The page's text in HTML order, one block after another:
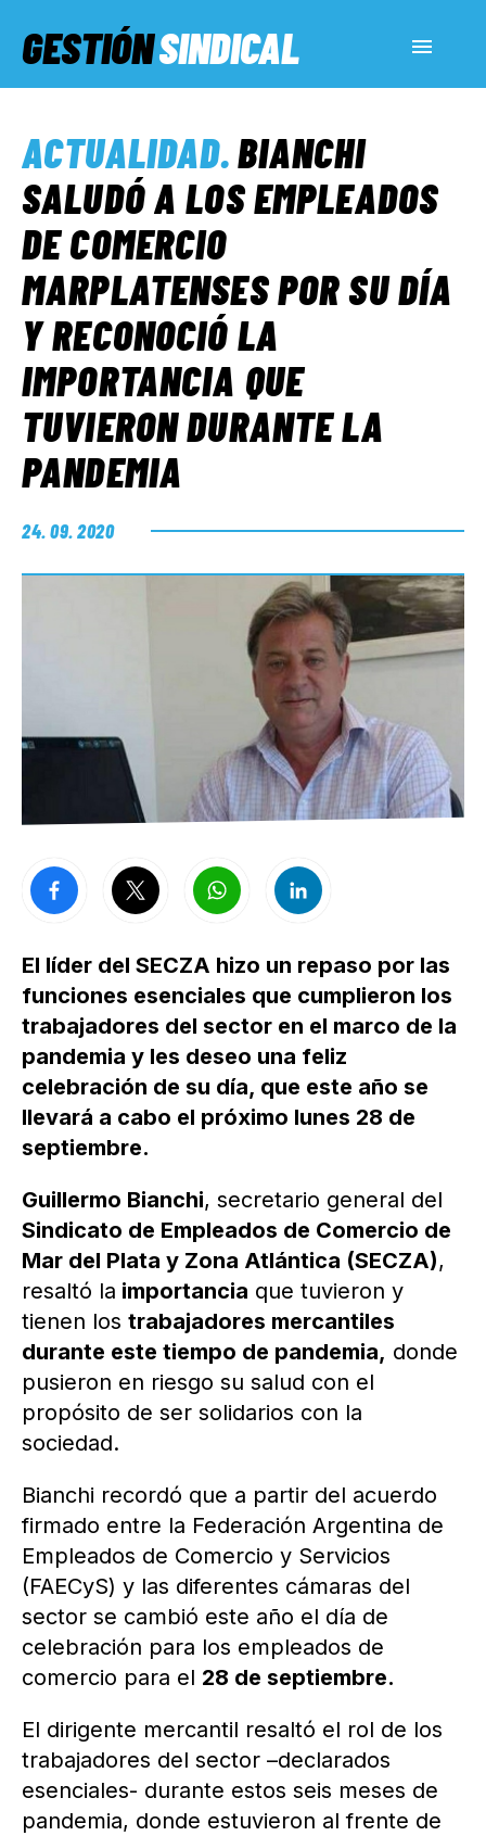
GESTIÓNSINDICAL
SERVICIOS SOCIALES
INFORMES ESPECIALES
FUERA DE MEGÁFONO
EL LADO «G»
ACTUALIDAD.BIANCHI
SALUDÓ A LOS EMPLEADOS
DE COMERCIO
MARPLATENSES POR SU DÍA
Y RECONOCIÓ LA
IMPORTANCIA QUE
TUVIERON DURANTE LA
PANDEMIA
24. 09. 2020
El líder del SECZA hizo un repaso por las
funciones esenciales que cumplieron los
trabajadores del sector en el marco de la
pandemia y les deseo una feliz
celebración de su día, que este año se
llevará a cabo el próximo lunes 28 de
septiembre.
Guillermo Bianchi, secretario general del
Sindicato de Empleados de Comercio de
Mar del Plata y Zona Atlántica (SECZA),
resaltó la importancia que tuvieron y
tienen los trabajadores mercantiles
durante este tiempo de pandemia, donde
pusieron en riesgo su salud con el
propósito de ser solidarios con la
sociedad.
Bianchi recordó que a partir del acuerdo
firmado entre la Federación Argentina de
Empleados de Comercio y Servicios
(FAECyS) y las diferentes cámaras del
sector se cambió este año el día de
celebración para los empleados de
comercio para el 28 de septiembre.
El dirigente mercantil resaltó el rol de los
trabajadores del sector –declarados
esenciales- durante estos seis meses de
pandemia, donde estuvieron al frente de